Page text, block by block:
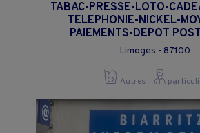
TABAC-PRESSE-LOTO-
TELEPHONIE-NICKEL-
PAIEMENTS-DEPOT
Limoges - 87100
Autres